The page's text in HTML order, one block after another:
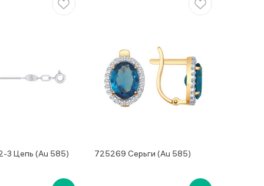
3 Цепь (Au 585) 725269 Серьги (Au 585)